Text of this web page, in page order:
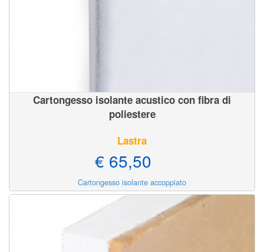
Cartongesso isolante acustico con fibra di
poliestere
Lastra
€ 65,50
Cartongesso isolante accoppiato